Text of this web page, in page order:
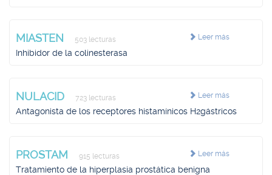
Leer más
MIASTEN 503 lecturas
Inhibidor de la colinesterasa
Leer más
NULACID 723 lecturas
Antagonista de los receptores histamínicos H2gástricos
Leer más
PROSTAM 915 lecturas
Tratamiento de la hiperplasia prostática benigna